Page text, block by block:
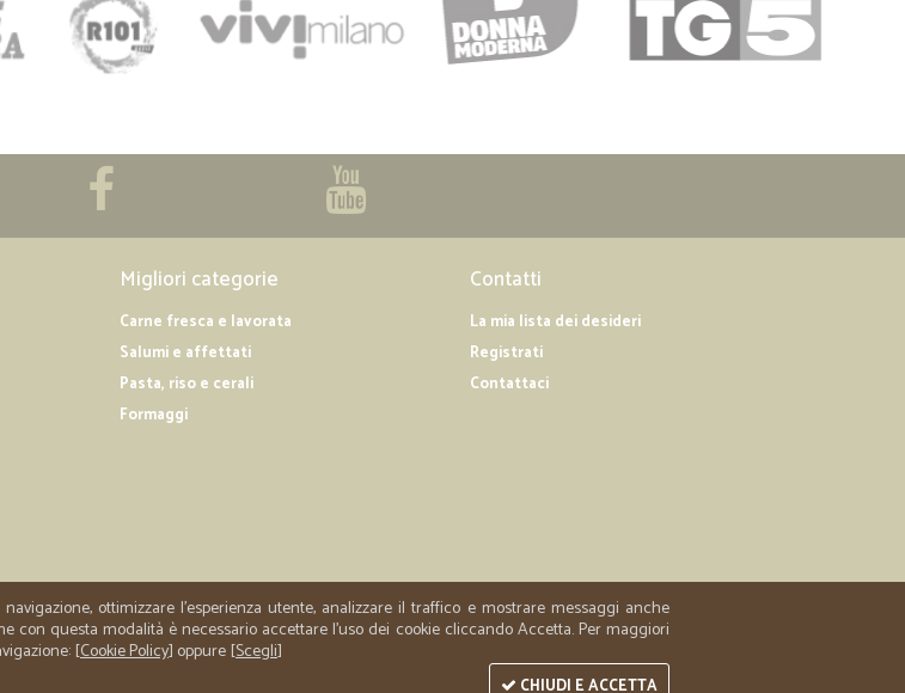
Migliori categorie
Carne fresca e lavorata
Salumi e affettati
Pasta, riso e cerali
Formaggi
Contatti
La mia lista dei desideri
Registrati
Contattaci
ottimizzare l'esperienza utente, analizzare il traffico e mostrare messaggi anche
con questa modalità è necessario accettare l'uso dei cookie cliccando Accetta. Per maggiori
[Cookie Policy] oppure [Scegli]
CHIUDI E ACCETTA